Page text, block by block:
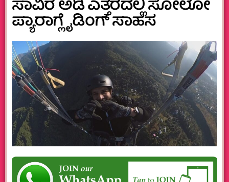
ಸಾವಿರ ಅಡಿ ಎತ್ತರದಲ್ಲಿ ಸೋಲೋ
ಪ್ಯಾರಾಗ್ಲೈಡಿಂಗ್ ಸಾಹಸ